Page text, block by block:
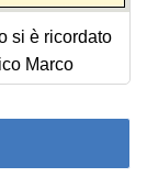
si è ricordato
Marco